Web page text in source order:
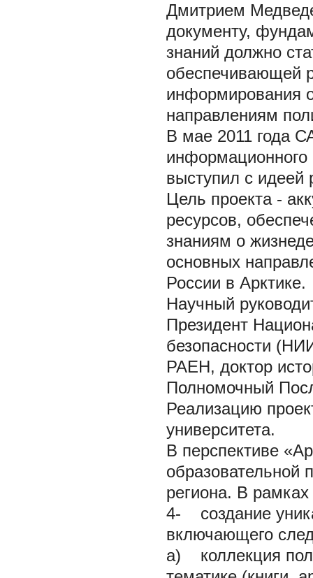
Дмитрием
документу,
знаний должно
обеспечивающей
информирования
направлениям
В мае 2011 года
информационного
выступил с идеей
Цель проекта -
ресурсов,
знаниям о
основных
России в Арктике.
Научный
Президент
безопасности
РАЕН, доктор
Полномочный
Реализацию
университета.
В перспективе
образовательной
региона. В
4- создание
включающего
а) коллекция